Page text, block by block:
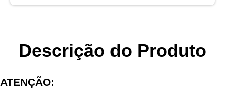
Descrição do Produto
ATENÇÃO: